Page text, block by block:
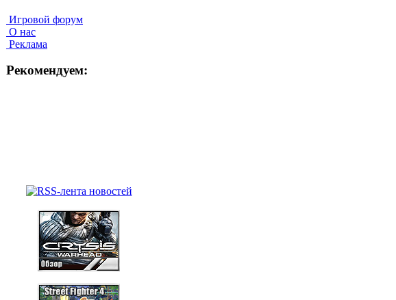
Игровой форум
О нас
Реклама
Рекомендуем: